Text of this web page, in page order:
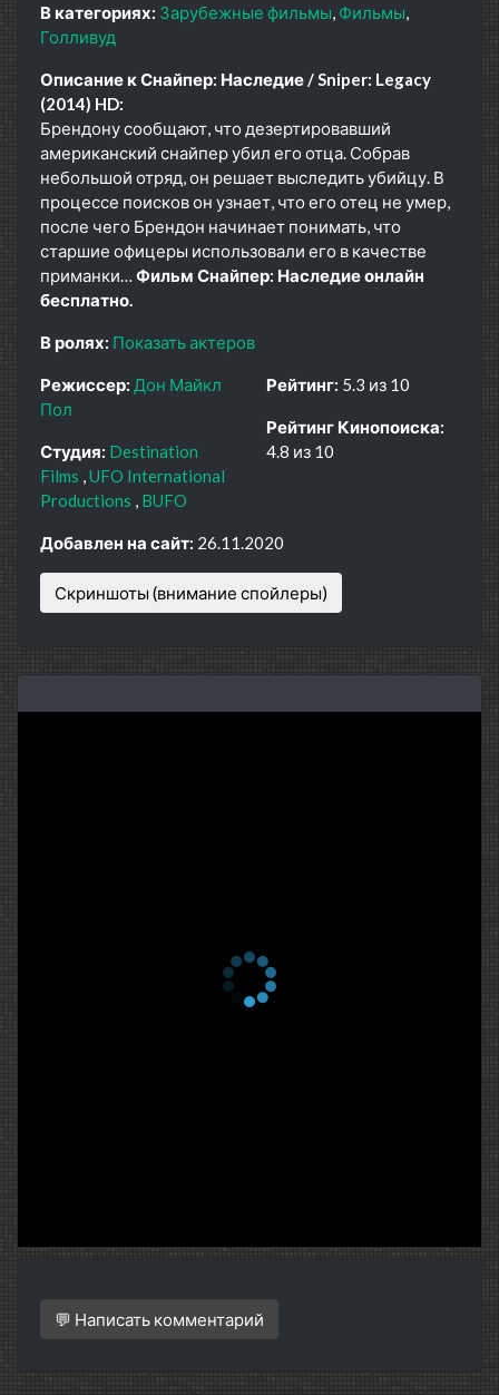
В категориях: Зарубежные фильмы Фильмы
Голливуд
Описание к Снайпер: Наследие / Sniper: Legacy
(2014) HD:
Брендону сообщают, что дезертировавший
американский снайпер убил его отца. Собрав
небольшой отряд, он решает выследить убийцу. В
процессе поисков он узнает, что его отец не умер,
после чего Брендон начинает понимать, что
старшие офицеры использовали его в качестве
приманки… Фильм Снайпер: Наследие онлайн
бесплатно.
В ролях: Показать актеров
Режиссер: Дон Майкл
Пол
Студия: Destination
Films UFO International
Productions
BUFO
Рейтинг: 5.3 из 10
Рейтинг Кинопоиска:
4.8 из 10
Добавлен на сайт: 26.11.2020
Скриншоты (внимание спойлеры)
💬 Написать комментарий